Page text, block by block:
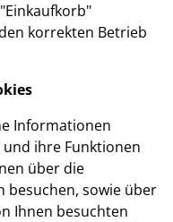
korrekten Betrieb
Informationen
ihre Funktionen
über die
besuchen, sowie über
Ihnen besuchten